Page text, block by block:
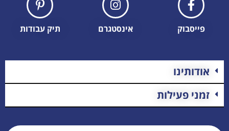
פייסבוק אינסטגרם תיק עבודות
אודותינו
זמני פעילות